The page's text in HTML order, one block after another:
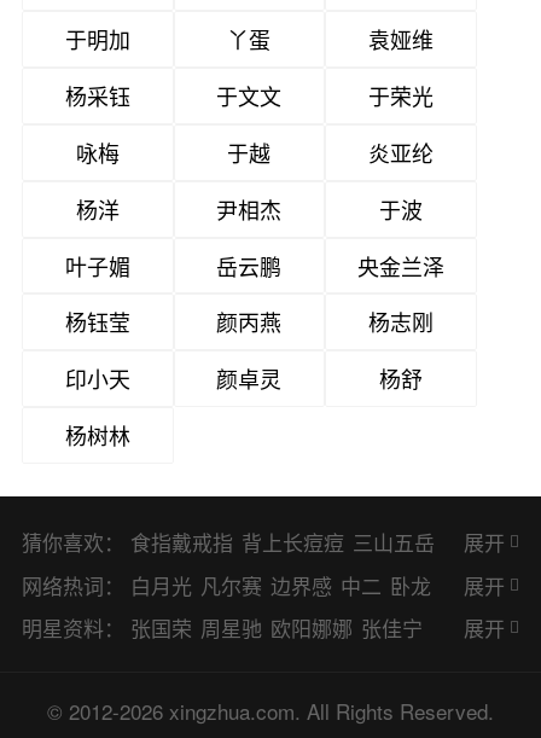
于明加
丫蛋
袁娅维
杨采钰
于文文
于荣光
咏梅
于越
炎亚纶
杨洋
尹相杰
于波
叶子媚
岳云鹏
央金兰泽
杨钰莹
颜丙燕
杨志刚
印小天
颜卓灵
杨舒
杨树林
猜你喜欢： 食指戴戒指 背上长痘痘 三山五岳
避暑胜地
展开
网络热词：
白月光 凡尔赛 边界感 中二 卧龙
凤雏 二次元 KPI EMO CP BUG
胺 SP OC HOLD OEM BP 猎奇
展开
明星资料：
张国荣 周星驰 欧阳娜娜 张佳宁
谭松韵 唐嫣 童瑶 宋茜 孙俪 倪
展开
© 2012-2026 xingzhua.com. All Rights Reserved.